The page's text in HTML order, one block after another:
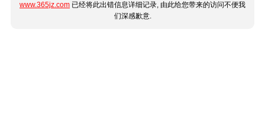
www.365jz.com 已经将此出错信息详细记录, 由此给您带来的访问不便我
们深感歉意.